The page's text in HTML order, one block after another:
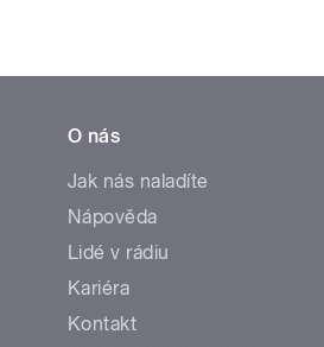
O nás
Jak nás naladíte
Nápověda
Lidé v rádiu
Kariéra
Kontakt